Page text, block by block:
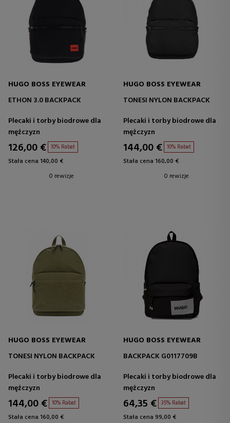
HUGO BOSS EYEWEAR
ETHON 3.0 BACKPACK
Plecaki i torby biodrowe dla
mężczyzn
126,00 € 10% Rabat
Stała cena 140,00 €
0 rewizje
HUGO BOSS EYEWEAR
TONESI NYLON BACKPACK
Plecaki i torby biodrowe dla
mężczyzn
144,00 € 10% Rabat
Stała cena 160,00 €
0 rewizje
HUGO BOSS EYEWEAR
TONESI NYLON BACKPACK
Plecaki i torby biodrowe dla
mężczyzn
144,00 € 10% Rabat
Stała cena 160,00 €
HUGO BOSS EYEWEAR
BACKPACK G0117709B
Plecaki i torby biodrowe dla
mężczyzn
64,35 € 35% Rabat
Stała cena 99,00 €